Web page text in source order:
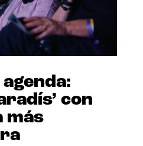
con
más